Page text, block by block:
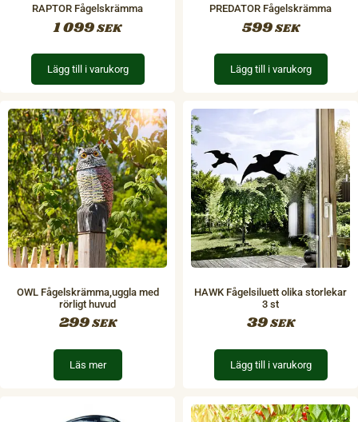
RAPTOR Fågelskrämma
1 099SEK
Lägg till i varukorg
PREDATOR Fågelskrämma
599SEK
Lägg till i varukorg
OWL Fågelskrämma,uggla med
rörligt huvud
299SEK
Läs mer
HAWK Fågelsiluett olika storlekar
3 st
39SEK
Lägg till i varukorg